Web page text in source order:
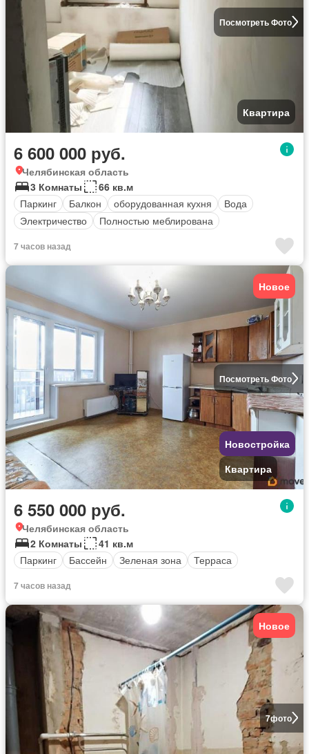
Посмотреть Фото
Квартира
6 600 000 руб.
Челябинская область
3 Комнаты
66 кв.м
Паркинг
Балкон оборудованная кухня
Вода
Электричество
Полностью меблирована
7 часов назад
Посмотреть Фото
Новое
Новостройка
Квартира
6 550 000 руб.
Челябинская область
2 Комнаты
41 кв.м
Паркинг
Бассейн Зеленая зона Терраса
7 часов назад
7фото
Новое